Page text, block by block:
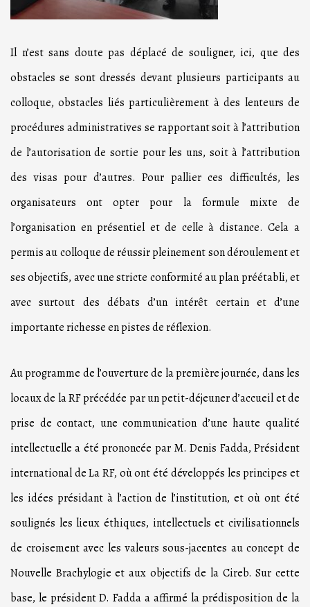
Il n’est sans doute pas déplacé de souligner, ici, que des
obstacles se sont dressés devant plusieurs participants au
colloque, obstacles liés particulièrement à des lenteurs de
procédures administratives se rapportant soit à l’attribution
de l’autorisation de sortie pour les uns, soit à l’attribution
des visas pour d’autres. Pour pallier ces difficultés, les
organisateurs ont opter pour la formule mixte de
l’organisation en présentiel et de celle à distance. Cela a
permis au colloque de réussir pleinement son déroulement et
ses objectifs, avec une stricte conformité au plan préétabli, et
avec surtout des débats d’un intérêt certain et d’une
importante richesse en pistes de réflexion.
Au programme de l’ouverture de la première journée, dans les
locaux de la RF précédée par un petit-déjeuner d’accueil et de
prise de contact, une communication d’une haute qualité
intellectuelle a été prononcée par M. Denis Fadda, Président
international de La RF, où ont été développés les principes et
les idées présidant à l’action de l’institution, et où ont été
soulignés les lieux éthiques, intellectuels et civilisationnels
de croisement avec les valeurs sous-jacentes au concept de
Nouvelle Brachylogie et aux objectifs de la Cireb. Sur cette
base, le président D. Fadda a affirmé la prédisposition de la